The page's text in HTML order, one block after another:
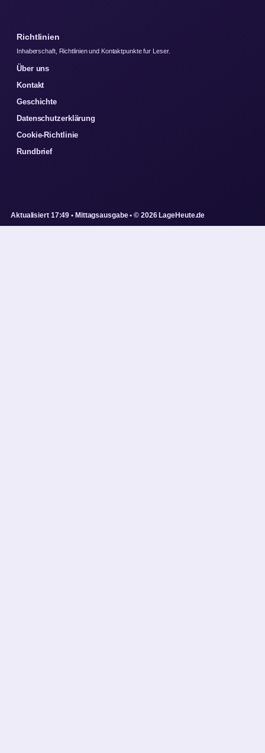
Richtlinien
Inhaberschaft, Richtlinien und Kontaktpunkte fur Leser.
Über uns
Kontakt
Geschichte
Datenschutzerklärung
Cookie-Richtlinie
Rundbrief
Aktualisiert 17:49 • Mittagsausgabe • © 2026 LageHeute.de